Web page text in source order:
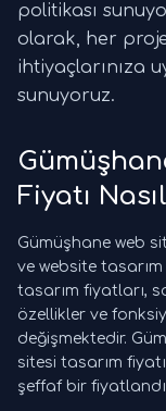
politikası
olarak, her
ihtiyaçlarınıza
sunuyoruz.
Fiyatı
Gümüşhane web
ve website
tasarım fiyatları,
özellikler ve
değişmektedir.
sitesi tasarım
şeffaf bir